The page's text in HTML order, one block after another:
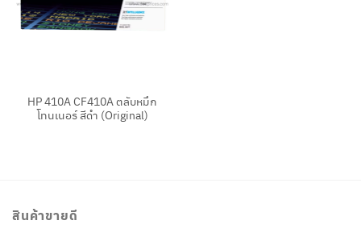
HP 410A CF410A ตลับหมึก
โทนเนอร์ สีดำ (Original)
สินค้าขายดี